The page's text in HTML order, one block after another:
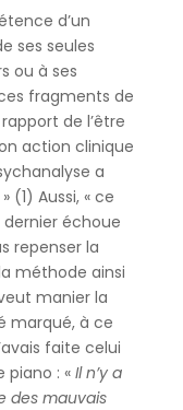
d’un
ses seules
ou à ses
fragments de
de l’être
action clinique
a
(1) Aussi, « ce
échoue
repenser la
méthode ainsi
manier la
marqué, à ce
faite celui
piano : «Il n’y a
des mauvais